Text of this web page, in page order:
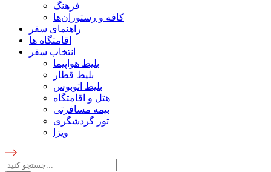
فرهنگ
کافه و رستوران‌ها
راهنمای سفر
اقامتگاه ها
انتخاب سفر
بلیط هواپیما
بلیط قطار
بلیط اتوبوس
هتل و اقامتگاه
بیمه مسافرتی
تور گردشگری
ویزا